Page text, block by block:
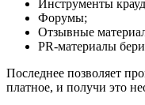
Инструменты
Форумы;
Отзывные
PR-материалы
Последнее позволяет
платное, и получи это